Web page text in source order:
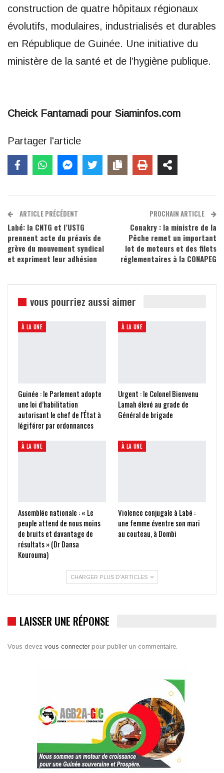
construction de quatre hôpitaux régionaux
évolutifs, modulaires, industrialisés et durables
en République de Guinée. Une initiative du
ministère de la santé et de l’hygiène publique.
Cheick Fantamadi pour Siaminfos.com
Partager l'article
ARTICLE PRÉCÉDENT
Labé: la CNTG et l’USTG
prennent acte du préavis de
grève du mouvement syndical
et expriment leur adhésion
PROCHAIN ARTICLE
Conakry : la ministre de la
Pêche remet un important
lot de moteurs et des filets
réglementaires à la CONAPEG
vous pourriez aussi aimer
À LA UNE
Guinée : le Parlement adopte
une loi d’habilitation
autorisant le chef de l’État à
légiférer par ordonnances
À LA UNE
Urgent : le Colonel Bienvenu
Lamah élevé au grade de
Général de brigade
À LA UNE
Assemblée nationale : « Le
peuple attend de nous moins
de bruits et davantage de
résultats » (Dr Dansa
Kourouma)
À LA UNE
Violence conjugale à Labé :
une femme éventre son mari
au couteau, à Dombi
CHARGER PLUS D'ARTICLES
LAISSER UNE RÉPONSE
Vous devez vous connecter pour publier un commentaire.